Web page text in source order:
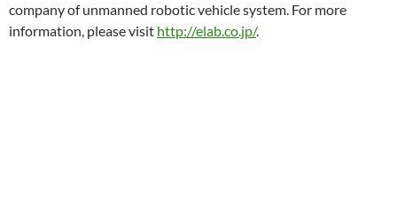
company of unmanned robotic vehicle system. For more
information, please visit http://elab.co.jp/.